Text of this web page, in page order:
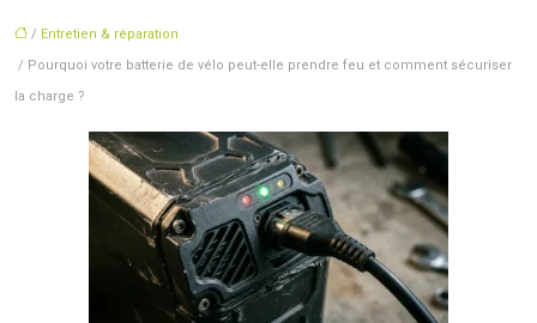
/ Entretien & réparation
/ Pourquoi votre batterie de vélo peut-elle prendre feu et comment sécuriser
la charge ?